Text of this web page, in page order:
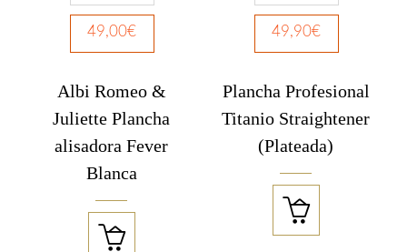
49,00€
Albi Romeo &
Juliette Plancha
alisadora Fever
Blanca

49,90€
Plancha Profesional
Titanio Straightener
(Plateada)
